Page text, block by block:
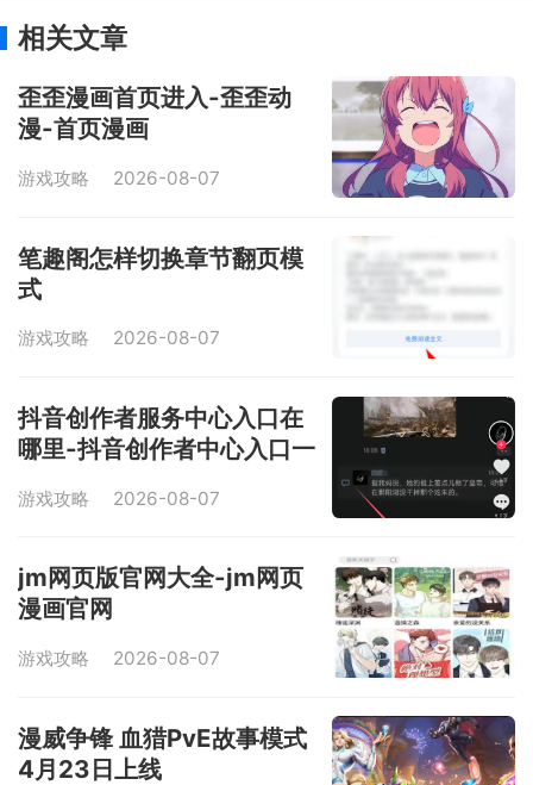
相关文章
歪歪漫画首页进入-歪歪动
漫-首页漫画
游戏攻略 2026-08-07
笔趣阁怎样切换章节翻页模
式
游戏攻略 2026-08-07
抖音创作者服务中心入口在
哪里-抖音创作者中心入口一
游戏攻略 2026-08-07
jm网页版官网大全-jm网页
漫画官网
游戏攻略 2026-08-07
漫威争锋 血猎PvE故事模式
4月23日上线